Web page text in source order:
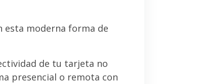
esta moderna forma de
de tu tarjeta no
presencial o remota con